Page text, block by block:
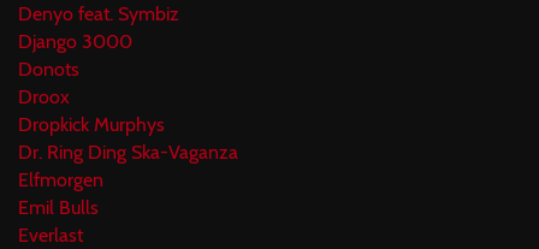
Denyo feat. Symbiz
Django 3000
Donots
Droox
Dropkick Murphys
Dr. Ring Ding Ska-Vaganza
Elfmorgen
Emil Bulls
Everlast